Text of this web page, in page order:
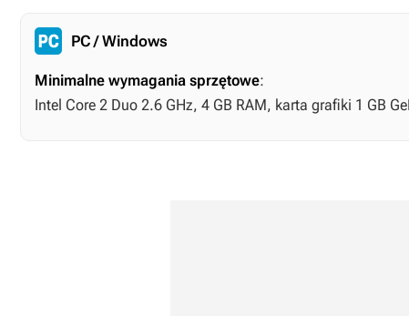
PC / Windows
Minimalne wymagania sprzętowe:
Intel Core 2 Duo 2.6 GHz, 4 GB RAM, karta grafiki 1 GB